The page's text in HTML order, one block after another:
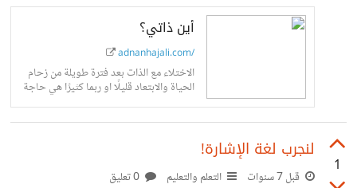
أين ذاتي؟
adnanhajali.com/
الاختلاء مع الذات بعد فترة طويلة من زحام
الحياة والابتعاد قليلًا او ربما كثيرًا هي حاجة
1
لنجرب لغة الإشارة!
قبل 7 سنوات التعلم والتعليم